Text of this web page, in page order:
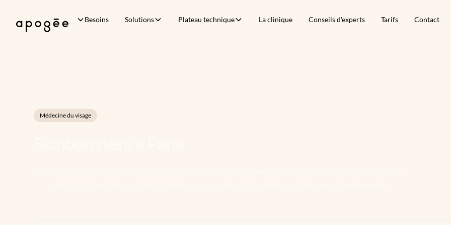
Besoins Solutions Plateau technique La clinique Conseils d'experts Tarifs Contact
Médecine du visage